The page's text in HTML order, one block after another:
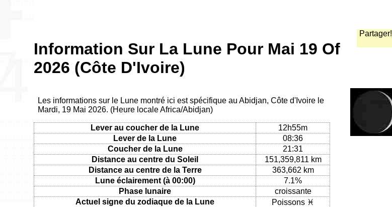
Partager!
Information Sur La Lune Pour Mai 19 Of
2026 (Côte D'Ivoire)
Les informations sur le Lune montré ici est spécifique au Abidjan, Côte d'Ivoire le
Mardi, 19 Mai 2026. (Heure locale Africa/Abidjan)
Lever au coucher de la Lune
12h55m
Lever de la Lune
08:36
Coucher de la Lune
21:31
Distance au centre du Soleil
151,359,811 km
Distance au centre de la Terre
363,662 km
Lune éclairement (à 00:00)
7.1%
Phase lunaire
croissante
Actuel signe du zodiaque de la Lune
Poissons ♓